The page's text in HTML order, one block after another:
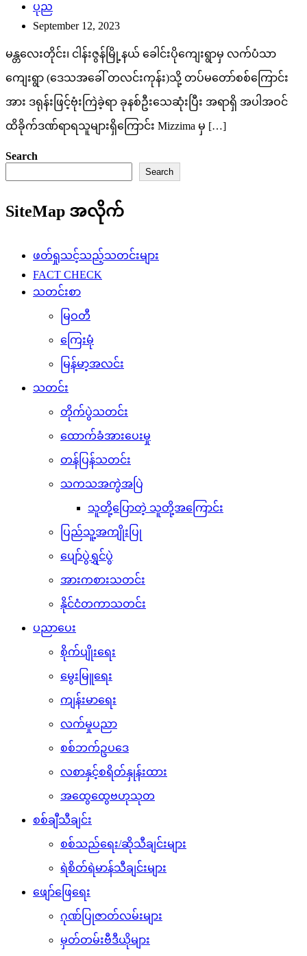
ပုည
September 12, 2023
မန္တလေးတိုင်း၊ ငါန်းဇွန်မြို့နယ် ခေါင်းပိုကျေးရွာမှ လက်ပံသာ
ကျေးရွာ (ဒေသအခေါ် တလင်းကုန်း)သို့ တပ်မတော်စစ်ကြောင်း
အား ဒရုန်းဖြင့်ဗုံးကြဲခဲ့ရာ ခုနစ်ဦးသေဆုံးပြီး အရာရှိ အပါအဝင်
ထိခိုက်ဒဏ်ရာရသူများရှိကြောင်း Mizzima မှ […]
Search
Search
SiteMap အလိုက်
ဖတ်ရှုသင့်သည့်သတင်းများ
FACT CHECK
သတင်းစာ
မြဝတီ
ကြေးမုံ
မြန်မာ့အလင်း
သတင်း
တိုက်ပွဲသတင်း
ထောက်ခံအားပေးမှု
တန်ပြန်သတင်း
သကသအကွဲအပြဲ
သူတို့ပြောတဲ့ သူတို့အကြောင်း
ပြည်သူ့အကျိုးပြု
ပျော်ပွဲရွှင်ပွဲ
အားကစားသတင်း
နိုင်ငံတကာသတင်း
ပညာပေး
စိုက်ပျိုးရေး
မွေးမြူရေး
ကျန်းမာရေး
လက်မှုပညာ
စစ်ဘက်ဥပဒေ
လစာနှင့်စရိတ်နှုန်းထား
အထွေထွေဗဟုသုတ
စစ်ချီသီချင်း
စစ်သည်ရေး/ဆိုသီချင်းများ
ရဲစိတ်ရဲမာန်သီချင်းများ
ဖျော်ဖြေရေး
ဂုဏ်ပြုဇာတ်လမ်းများ
မှတ်တမ်းဗီဒီယိုများ